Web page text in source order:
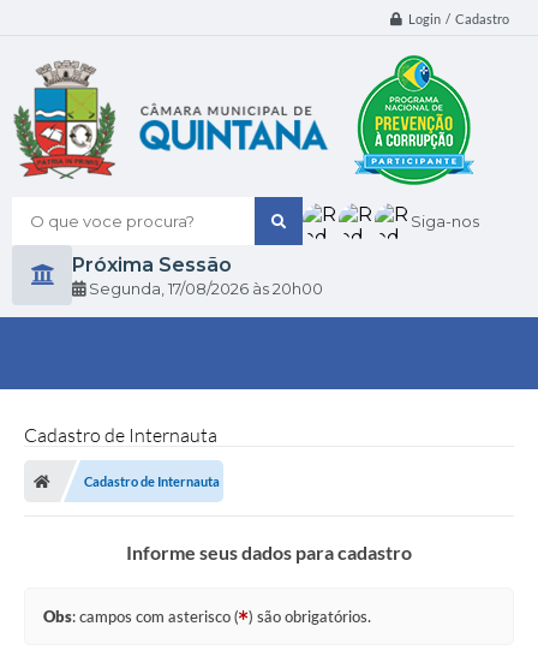
Login / Cadastro
O que voce procura? Siga-nos
Próxima Sessão
Segunda 17/08/2026 20h00
Cadastro de Internauta
Cadastro de Internauta
Informe seus dados para cadastro
Obs: campos com asterisco ( ) são obrigatórios.